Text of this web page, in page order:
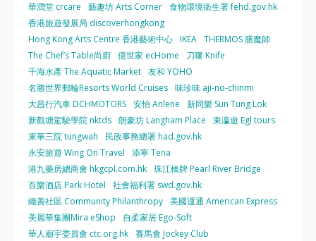
華潤堂 crcare
藝趣坊 Arts Corner 食物環境衛生署 fehd.gov.hk
香港旅遊發展局 discoverhongkong
Hong Kong Arts Centre 香港藝術中心 IKEA THERMOS 膳魔師
The Chef’s Table尚廚 億世家 ecHome
刀嘜 Knife
千海水產 The Aquatic Market 友和 YOHO
名勝世界郵輪Resorts World Cruises 味珍味 aji-no-chinmi
大昌行汽車 DCHMOTORS 安怡 Anlene
新同樂 Sun Tung Lok
新觀塘駕駛學院 nktds 朗豪坊 Langham Place
東瀛遊 Egl tours
東華三院 tungwah
民政事務總署 had.gov.hk
永安旅遊 Wing On Travel
添寧 Tena
港九藥房總商會 hkgcpl.com.hk 珠江橋牌 Pearl River Bridge
百樂酒店 Park Hotel
社會福利署 swd.gov.hk
織善社區 Community Philanthropy 美國運通 American Express
美麗華集團Mira eShop
自柔家居 Ego-Soft
華人廟宇委員會 ctc.org.hk 賽馬會 Jockey Club